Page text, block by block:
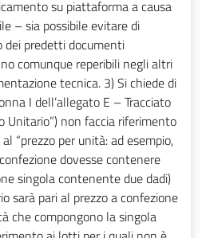
su piattaforma a causa
– sia possibile evitare di
dei predetti documenti
comunque reperibili negli altri
tecnica. 3) Si chiede di
I dell’allegato E – Tracciato
Unitario”) non faccia riferimento
“prezzo per unità: ad esempio,
dovesse contenere
singola contenente due dadi)
sarà pari al prezzo a confezione
che compongono la singola